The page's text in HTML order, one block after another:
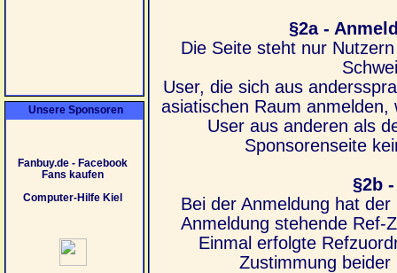
Unsere Sponsoren
Fanbuy.de - Facebook
Fans kaufen
Computer-Hilfe Kiel
§2a -
Die Seite steht nur
User, die sich aus
asiatischen Raum
User aus anderen als
Sponsorenseite
§2b
Bei der Anmeldung hat
Anmeldung stehende Ref-
Einmal erfolgte
Zustimmung